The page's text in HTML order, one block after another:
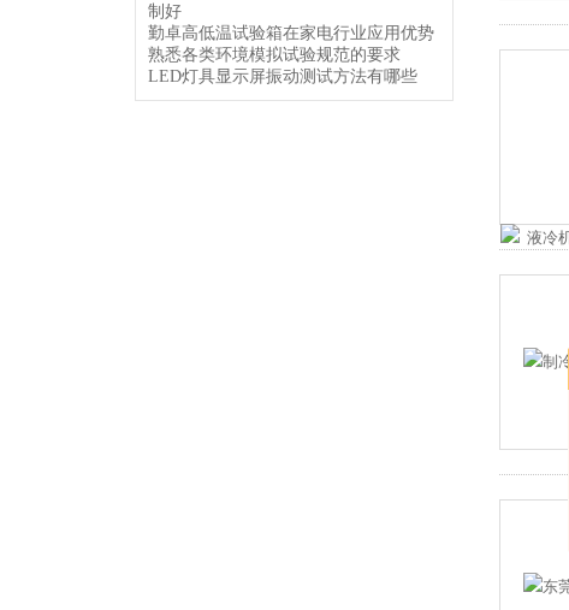
制好
勤卓高低温试验箱在家电行业应用优势
熟悉各类环境模拟试验规范的要求
LED灯具显示屏振动测试方法有哪些